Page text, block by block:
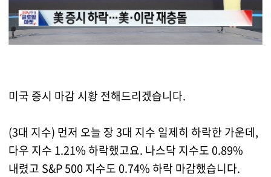
미국 증시 마감 시황 전해드리겠습니다.
(3대 지수) 먼저 오늘 장 3대 지수 일제히 하락한 가운데,
다우 지수 1.21% 하락했고요. 나스닥 지수도 0.89%
내렸고 S&P 500 지수도 0.74% 하락 마감했습니다.